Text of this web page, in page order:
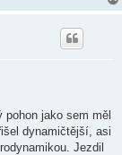
jako sem měl
dynamičtější, asi
Jezdil